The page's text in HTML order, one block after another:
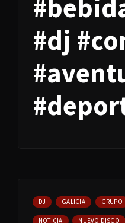
#dj
DJ GALICIA GRUPO
NOTICIA NUEVO DISCO